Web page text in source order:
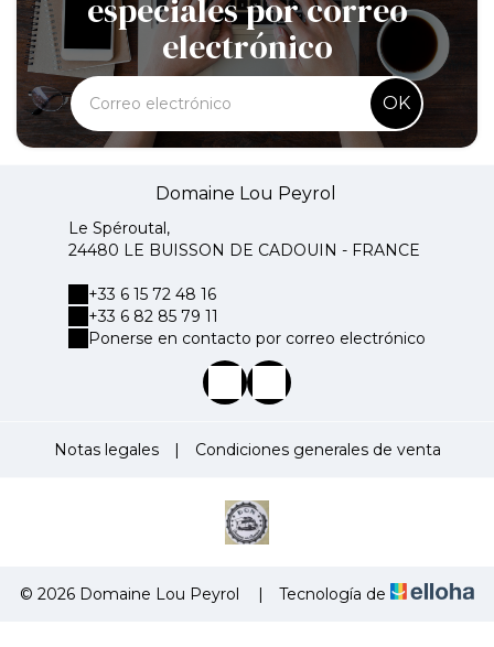
especiales por correo
electrónico
OK
Domaine Lou Peyrol
Le Spéroutal,
24480 LE BUISSON DE CADOUIN - FRANCE
+33 6 15 72 48 16
+33 6 82 85 79 11
Ponerse en contacto por correo electrónico
Notas legales | Condiciones generales de venta
© 2026 Domaine Lou Peyrol | Tecnología de